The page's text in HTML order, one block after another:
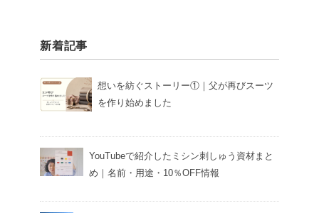
新着記事
想いを紡ぐストーリー①｜父が再びスーツ
を作り始めました
YouTubeで紹介したミシン刺しゅう資材まと
め｜名前・用途・10％OFF情報